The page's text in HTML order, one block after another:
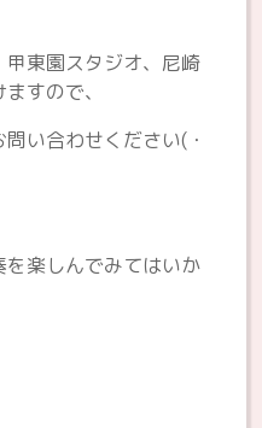
東園スタジオ、尼崎
すので、
い合わせください(・
楽しんでみてはいか